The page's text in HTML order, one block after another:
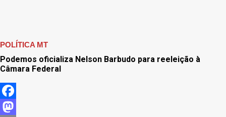
POLÍTICA MT
Podemos oficializa Nelson Barbudo para reeleição à
Câmara Federal
Facebook